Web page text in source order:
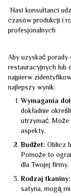
Nasi konsultanci
czasów produkcji i
profesjonalnych
Aby uzyskać
restauracyjnych lub
najpierw
najlepszy wynik:
Wymagania
dokładnie
utrzymać.
aspekty.
Budżet: Oblicz
Pomoże to
dla Twojej firmy.
Rodzaj tkaniny:
satyna, mogą